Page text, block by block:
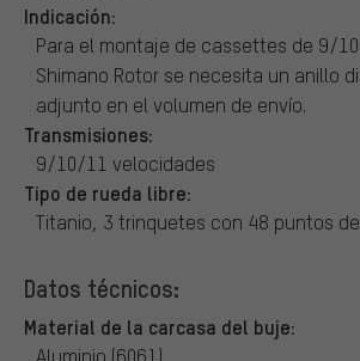
Indicación:
Para el montaje de cassettes de 9/
Shimano Rotor se necesita un anillo
adjunto en el volumen de envío.
Transmisiones:
9/10/11 velocidades
Tipo de rueda libre:
Titanio, 3 trinquetes con 48 puntos
Datos técnicos:
Material de la carcasa del buje:
Aluminio (6061)